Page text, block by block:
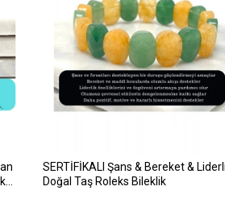
SERTİFİKALI Şans & Bereket &
Doğal Taş Roleks Bileklik